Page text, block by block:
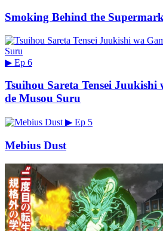
Smoking Behind the
▶ Ep 6
Tsuihou Sareta Tensei Juukishi
de Musou Suru
▶ Ep 5
Mebius Dust